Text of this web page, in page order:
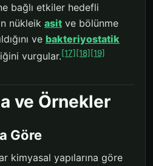
bağlı etkiler hedefli
nükleik asit ve bölünme
ve bakteriyostatik
vurgular.[17][18][19]
ve Örnekler
Göre
kimyasal yapılarına göre